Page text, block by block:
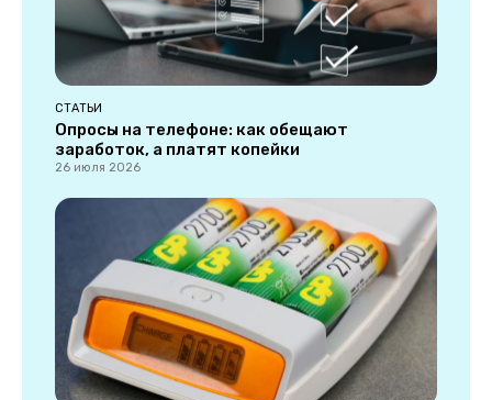
СТАТЬИ
Опросы на телефоне: как обещают
заработок, а платят копейки
26 июля 2026